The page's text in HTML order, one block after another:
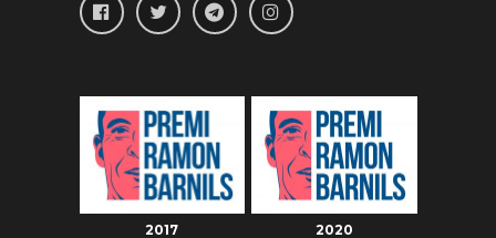
2017 2020